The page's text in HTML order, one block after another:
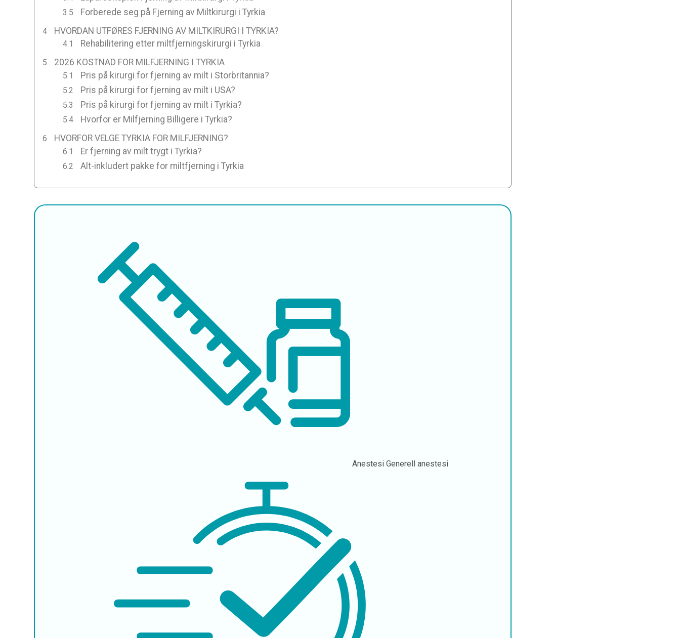
Forberede seg på Fjerning av Miltkirurgi i Tyrkia
HVORDAN UTFØRES FJERNING AV MILTKIRURGI I TYRKIA?
Rehabilitering etter miltfjerningskirurgi i Tyrkia
2026 KOSTNAD FOR MILFJERNING I TYRKIA
Pris på kirurgi for fjerning av milt i Storbritannia?
Pris på kirurgi for fjerning av milt i USA?
Pris på kirurgi for fjerning av milt i Tyrkia?
Hvorfor er Milfjerning Billigere i Tyrkia?
HVORFOR VELGE TYRKIA FOR MILFJERNING?
Er fjerning av milt trygt i Tyrkia?
Alt-inkludert pakke for miltfjerning i Tyrkia
AnestesiGenerell anestesi